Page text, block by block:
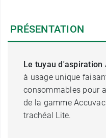
PRÉSENTATION
Le tuyau d'aspiration
à usage unique
consommables pour
de la gamme
trachéal Lite.